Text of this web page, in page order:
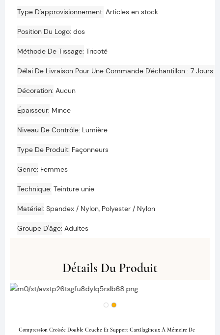
Type D'approvisionnement Articles en stock
Position Du Logo dos
Méthode De Tissage Tricoté
Délai De Livraison Pour Une Commande D'échantillon : 7 Jours
Décoration Aucun
Épaisseur Mince
Niveau De Contrôle Lumière
Type De Produit Façonneurs
Genre Femmes
Technique Teinture unie
Matériel Spandex / Nylon, Polyester / Nylon
Groupe D'âge Adultes
Détails Du Produit
Compression Croisée Double Couche Et Support Cartilagineux À Mémoire De